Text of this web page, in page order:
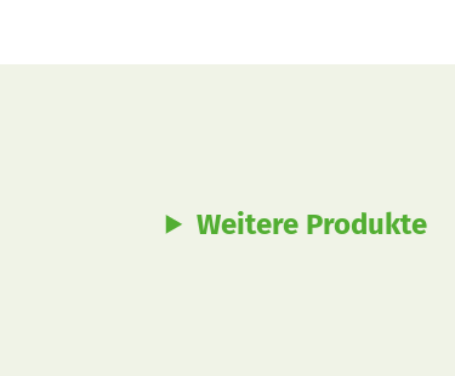
Weitere Produkte